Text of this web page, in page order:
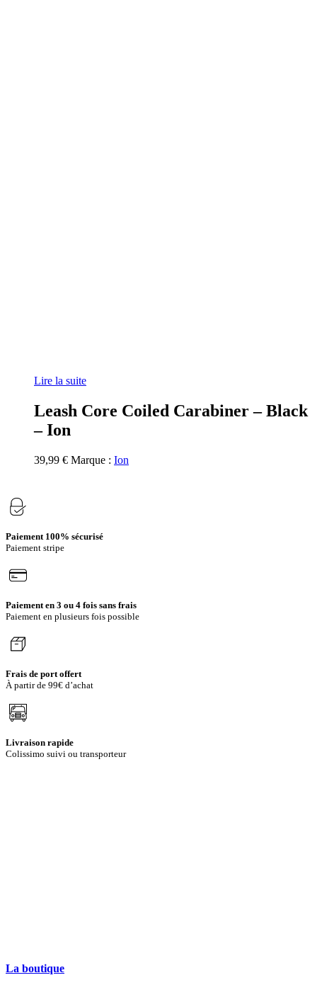
Lire la suite
Leash Core Coiled Carabiner – Black
– Ion
39,99 € Marque : Ion
Paiement 100% sécurisé
Paiement stripe
Paiement en 3 ou 4 fois sans frais
Paiement en plusieurs fois possible
Frais de port offert
À partir de 99€ d’achat
Livraison rapide
Colissimo suivi ou transporteur
La boutique